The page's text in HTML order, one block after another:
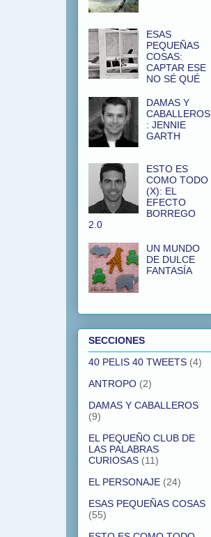
ESAS
PEQUEÑAS
COSAS:
CAPTAR ESE
NO SÉ QUÉ
DAMAS Y
CABALLEROS
: JENNIE
GARTH
ESTO ES
COMO TODO
(X): EL
EFECTO
BORREGO
2.0
UN MUNDO
DE DULCE
FANTASÍA
SECCIONES
40 PELIS 40 TWEETS (4)
ANTROPO (2)
DAMAS Y CABALLEROS
(9)
EL PEQUEÑO CLUB DE
LAS PALABRAS
CURIOSAS (11)
EL PERSONAJE (24)
ESAS PEQUEÑAS COSAS
(55)